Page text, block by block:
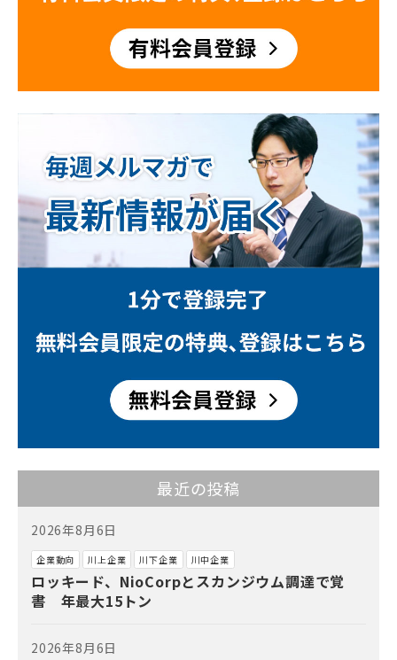
最近の投稿
2026年8月6日
企業動向 川上企業 川下企業 川中企業
ロッキード、NioCorpとスカンジウム調達で覚
書 年最大15トン
2026年8月6日